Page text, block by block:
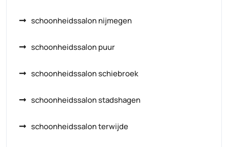
schoonheidssalon nijmegen
schoonheidssalon puur
schoonheidssalon schiebroek
schoonheidssalon stadshagen
schoonheidssalon terwijde